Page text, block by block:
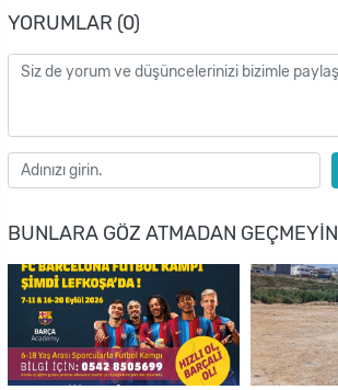
YORUMLAR (0)
BUNLARA GÖZ ATMADAN GEÇMEYIN